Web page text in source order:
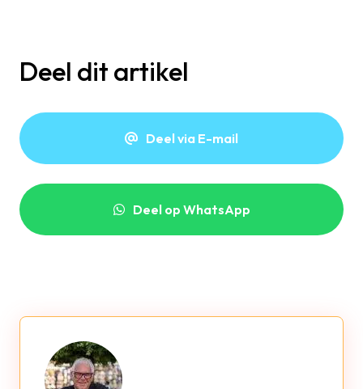
Deel dit artikel
Deel via E-mail
Deel op WhatsApp